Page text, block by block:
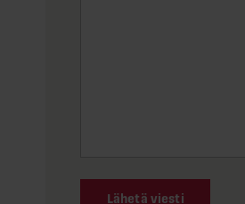
Lähetä viesti